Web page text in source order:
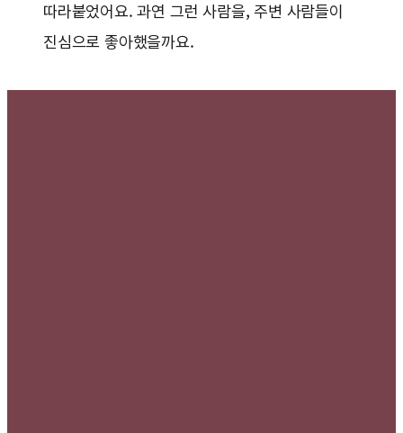
따라붙었어요. 과연 그런 사람을, 주변 사람들이
진심으로 좋아했을까요.